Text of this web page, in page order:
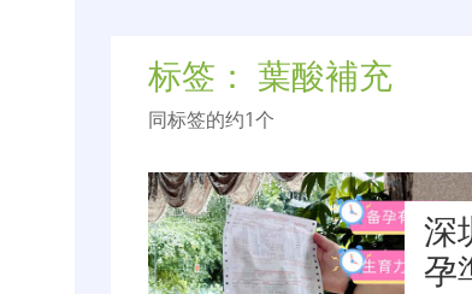
标签： 葉酸補充
同标签的约1个
深
孕